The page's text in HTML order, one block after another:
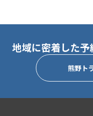
地域に密着した予
熊野ト